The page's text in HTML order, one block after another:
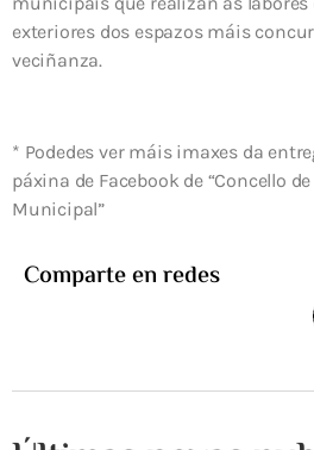
exteriores dos espazos máis
veciñanza.
* Podedes ver máis imaxes da
páxina de Facebook de “Concello
Municipal”
Comparte en redes